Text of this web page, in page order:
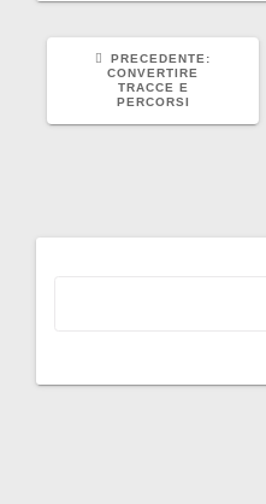
PRECEDENTE:
CONVERTIRE
TRACCE E
PERCORSI